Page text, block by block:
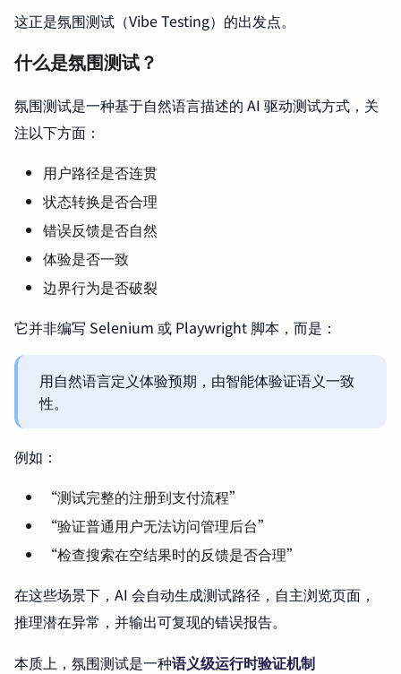
这正是氛围测试（Vibe Testing）的出发点。
什么是氛围测试？
氛围测试是一种基于自然语言描述的 AI 驱动测试方式，关
注以下方面：
用户路径是否连贯
状态转换是否合理
错误反馈是否自然
体验是否一致
边界行为是否破裂
它并非编写 Selenium 或 Playwright 脚本，而是：
用自然语言定义体验预期，由智能体验证语义一致
性。
例如：
“测试完整的注册到支付流程”
“验证普通用户无法访问管理后台”
“检查搜索在空结果时的反馈是否合理”
在这些场景下，AI 会自动生成测试路径，自主浏览页面，
推理潜在异常，并输出可复现的错误报告。
本质上，氛围测试是一种语义级运行时验证机制